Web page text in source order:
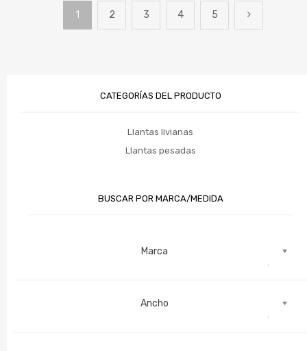
1 2 3 4 5
CATEGORÍAS DEL PRODUCTO
Llantas livianas
Llantas pesadas
BUSCAR POR MARCA/MEDIDA
Marca
Ancho